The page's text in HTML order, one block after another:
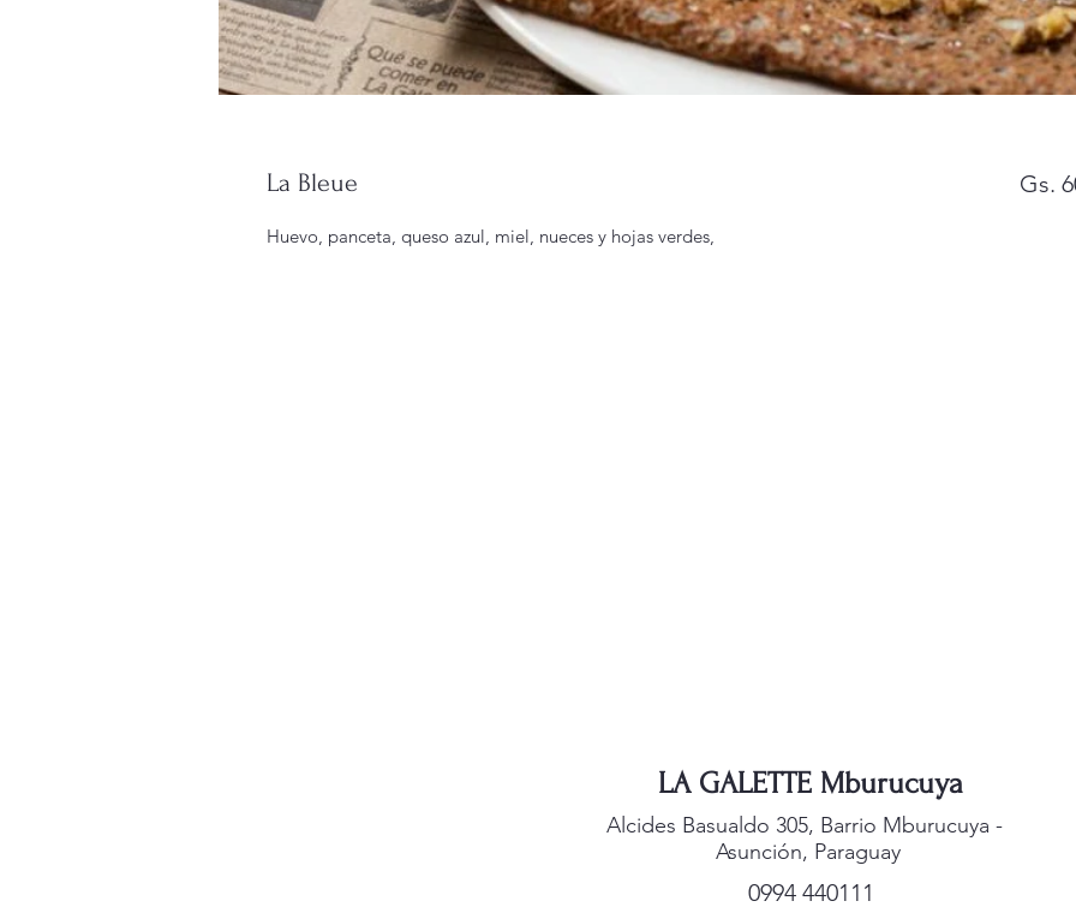
La Bleue
Huevo, panceta, queso azul, miel, nueces y hojas verdes,
Gs.
LA GALETTE Mburucuya
Alcides Basualdo 305, Barrio Mburucuya -
Asunción, Paraguay
0994 440111